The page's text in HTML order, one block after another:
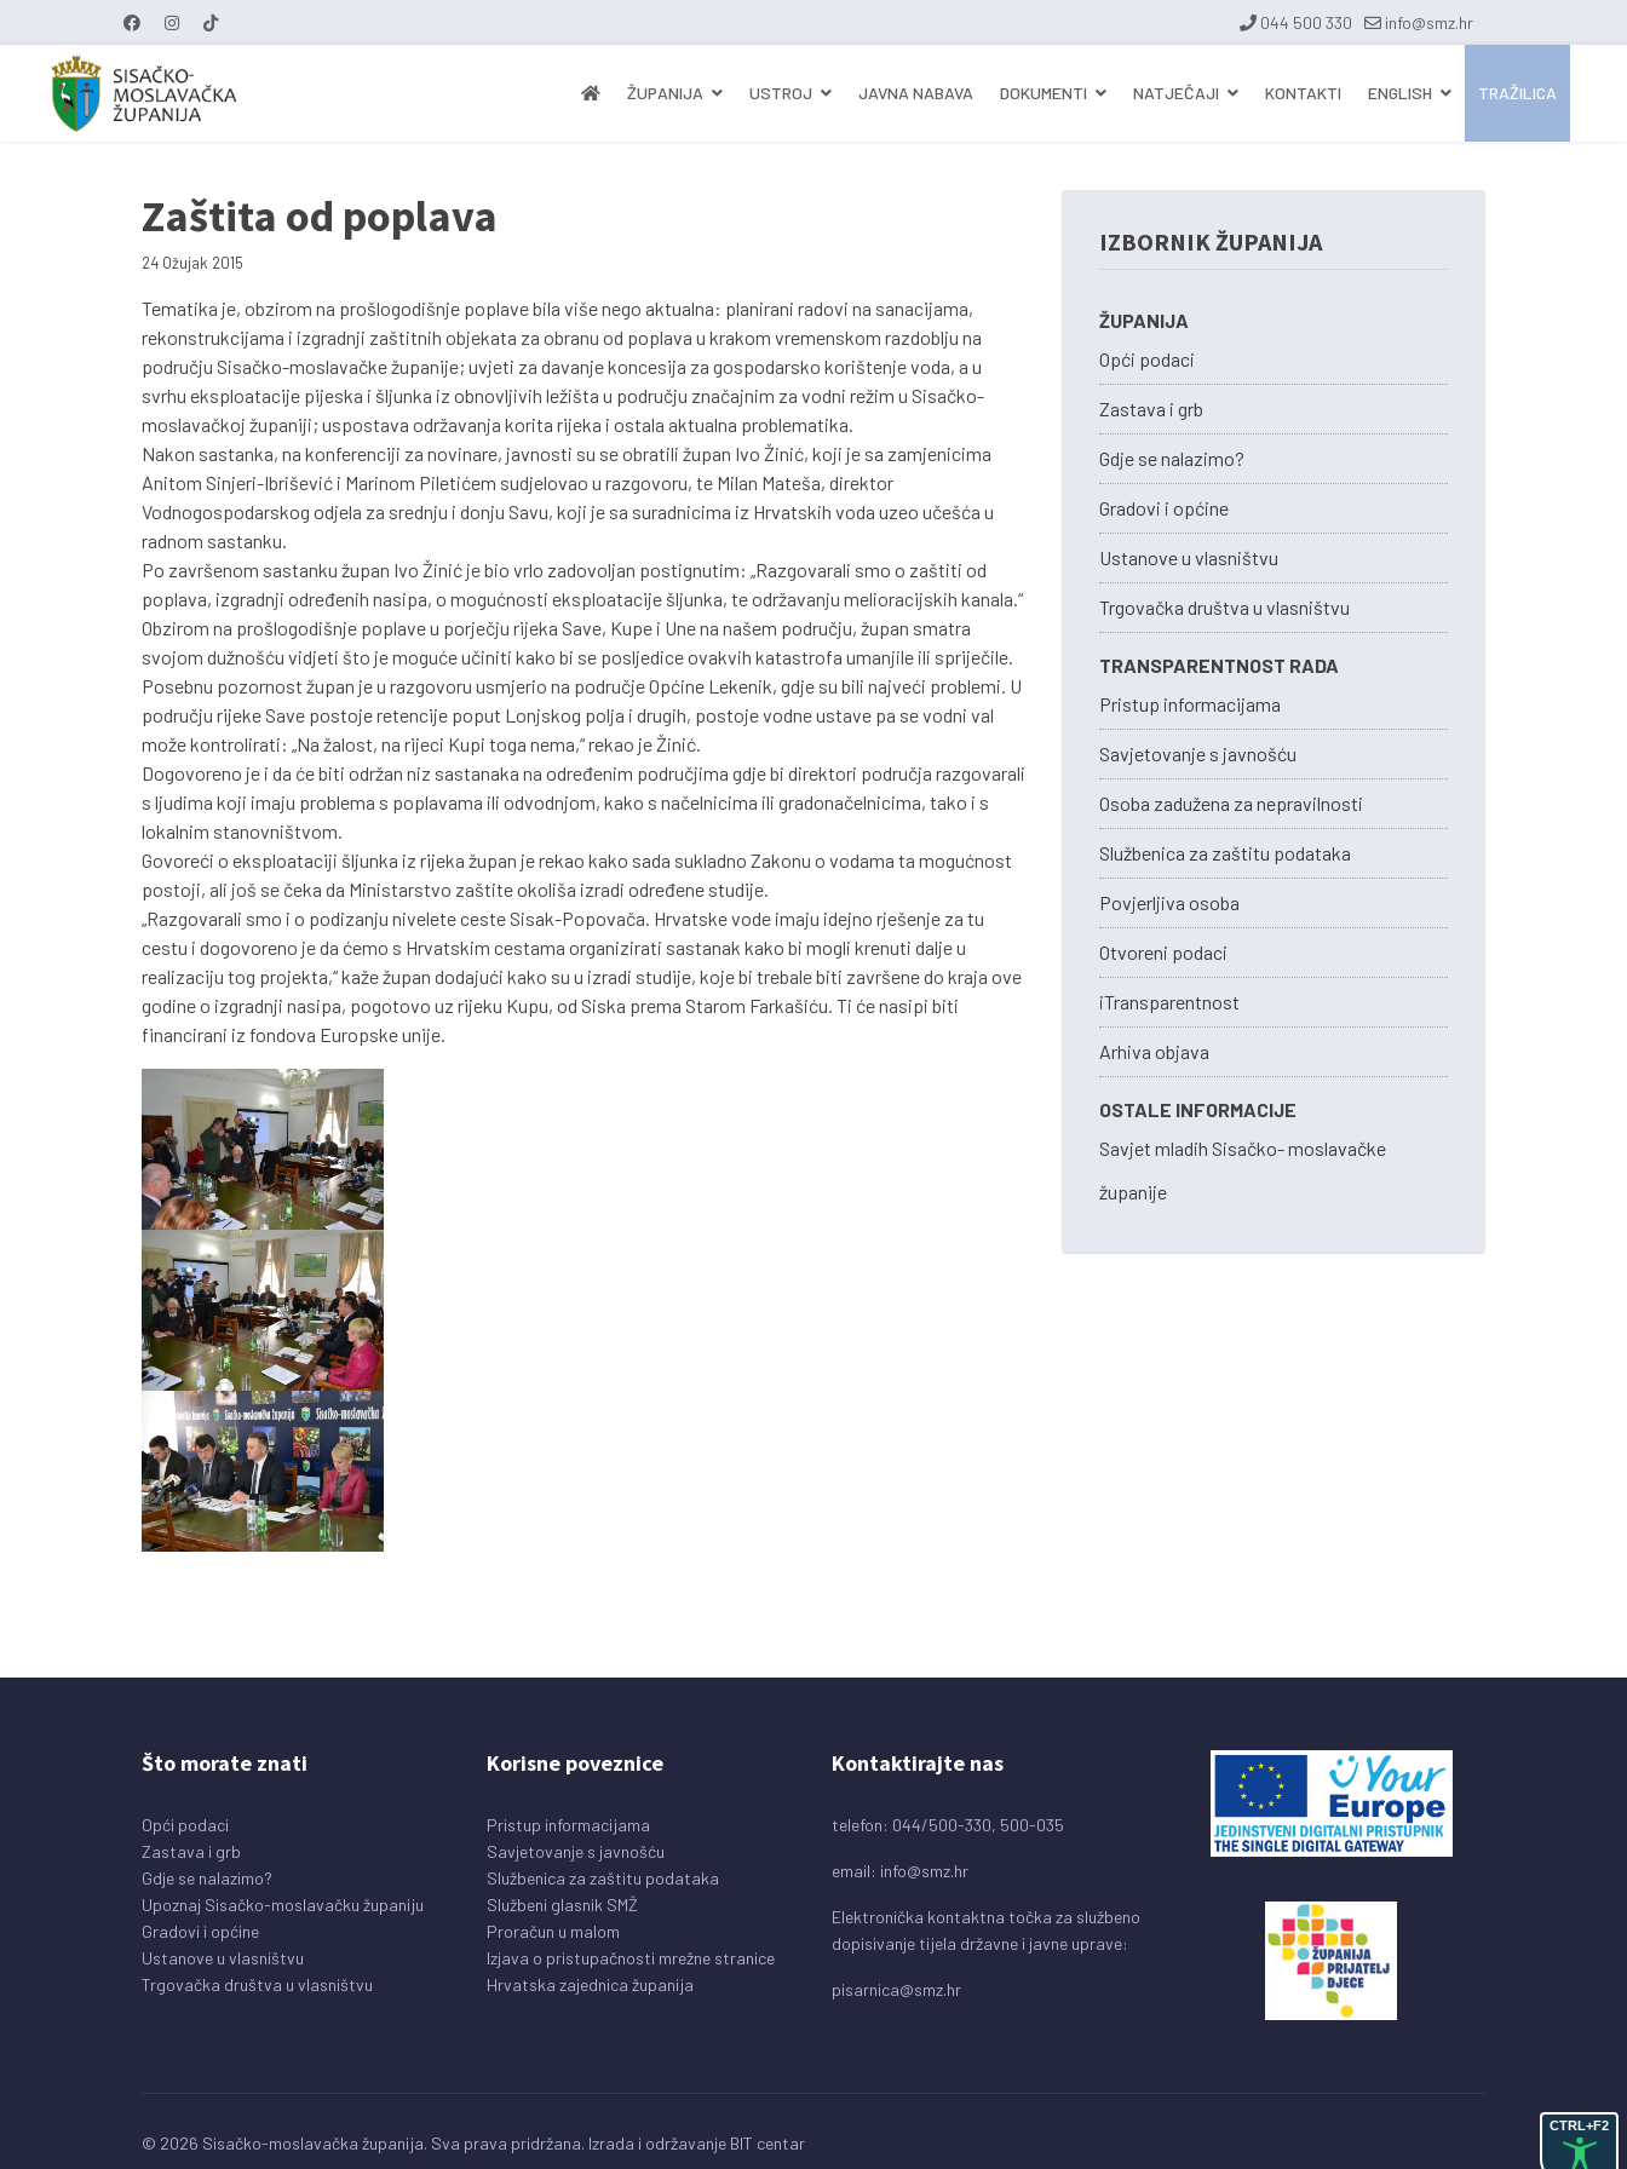
CTRL+F2
044 500 330 info@smz.hr
ŽUPANIJA USTROJ JAVNA NABAVA DOKUMENTI NATJEČAJI KONTAKTI ENGLISH TRAŽILICA
Zaštita od poplava
24 Ožujak 2015
Tematika je, obzirom na prošlogodišnje poplave bila više nego aktualna: planirani radovi na sanacijama,
rekonstrukcijama i izgradnji zaštitnih objekata za obranu od poplava u krakom vremenskom razdoblju na
području Sisačko-moslavačke županije; uvjeti za davanje koncesija za gospodarsko korištenje voda, a u
svrhu eksploatacije pijeska i šljunka iz obnovljivih ležišta u području značajnim za vodni režim u Sisačko-
moslavačkoj županiji; uspostava održavanja korita rijeka i ostala aktualna problematika.
Nakon sastanka, na konferenciji za novinare, javnosti su se obratili župan Ivo Žinić, koji je sa zamjenicima
Anitom Sinjeri-Ibrišević i Marinom Piletićem sudjelovao u razgovoru, te Milan Mateša, direktor
Vodnogospodarskog odjela za srednju i donju Savu, koji je sa suradnicima iz Hrvatskih voda uzeo učešća u
radnom sastanku.
Po završenom sastanku župan Ivo Žinić je bio vrlo zadovoljan postignutim: „Razgovarali smo o zaštiti od
poplava, izgradnji određenih nasipa, o mogućnosti eksploatacije šljunka, te održavanju melioracijskih kanala.“
Obzirom na prošlogodišnje poplave u porječju rijeka Save, Kupe i Une na našem području, župan smatra
svojom dužnošću vidjeti što je moguće učiniti kako bi se posljedice ovakvih katastrofa umanjile ili spriječile.
Posebnu pozornost župan je u razgovoru usmjerio na područje Općine Lekenik, gdje su bili najveći problemi. U
području rijeke Save postoje retencije poput Lonjskog polja i drugih, postoje vodne ustave pa se vodni val
može kontrolirati: „Na žalost, na rijeci Kupi toga nema,“ rekao je Žinić.
Dogovoreno je i da će biti održan niz sastanaka na određenim područjima gdje bi direktori područja razgovarali
s ljudima koji imaju problema s poplavama ili odvodnjom, kako s načelnicima ili gradonačelnicima, tako i s
lokalnim stanovništvom.
Govoreći o eksploataciji šljunka iz rijeka župan je rekao kako sada sukladno Zakonu o vodama ta mogućnost
postoji, ali još se čeka da Ministarstvo zaštite okoliša izradi određene studije.
„Razgovarali smo i o podizanju nivelete ceste Sisak-Popovača. Hrvatske vode imaju idejno rješenje za tu
cestu i dogovoreno je da ćemo s Hrvatskim cestama organizirati sastanak kako bi mogli krenuti dalje u
realizaciju tog projekta,“ kaže župan dodajući kako su u izradi studije, koje bi trebale biti završene do kraja ove
godine o izgradnji nasipa, pogotovo uz rijeku Kupu, od Siska prema Starom Farkašiću. Ti će nasipi biti
financirani iz fondova Europske unije.
IZBORNIK ŽUPANIJA
ŽUPANIJA
Opći podaci
Zastava i grb
Gdje se nalazimo?
Gradovi i općine
Ustanove u vlasništvu
Trgovačka društva u vlasništvu
TRANSPARENTNOST RADA
Pristup informacijama
Savjetovanje s javnošću
Osoba zadužena za nepravilnosti
Službenica za zaštitu podataka
Povjerljiva osoba
Otvoreni podaci
iTransparentnost
Arhiva objava
OSTALE INFORMACIJE
Savjet mladih Sisačko- moslavačke
županije
Što morate znati
Opći podaci
Zastava i grb
Gdje se nalazimo?
Upoznaj Sisačko-moslavačku županiju
Gradovi i općine
Ustanove u vlasništvu
Trgovačka društva u vlasništvu
Korisne poveznice
Pristup informacijama
Savjetovanje s javnošću
Službenica za zaštitu podataka
Službeni glasnik SMŽ
Proračun u malom
Izjava o pristupačnosti mrežne stranice
Hrvatska zajednica županija
Kontaktirajte nas
telefon: 044/500-330, 500-035
email: info@smz.hr
Elektronička kontaktna točka za službeno
dopisivanje tijela državne i javne uprave:
pisarnica@smz.hr
© 2026 Sisačko-moslavačka županija. Sva prava pridržana. Izrada i održavanje BIT centar